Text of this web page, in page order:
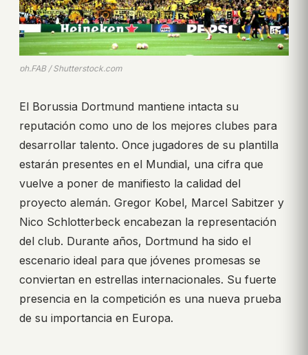
ph.FAB / Shutterstock.com
El Borussia Dortmund mantiene intacta su
reputación como uno de los mejores clubes para
desarrollar talento. Once jugadores de su plantilla
estarán presentes en el Mundial, una cifra que
vuelve a poner de manifiesto la calidad del
proyecto alemán. Gregor Kobel, Marcel Sabitzer y
Nico Schlotterbeck encabezan la representación
del club. Durante años, Dortmund ha sido el
escenario ideal para que jóvenes promesas se
conviertan en estrellas internacionales. Su fuerte
presencia en la competición es una nueva prueba
de su importancia en Europa.